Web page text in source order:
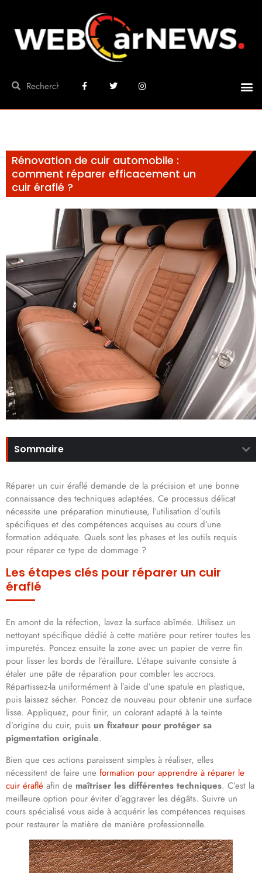
Rénovation de cuir automobile :
comment réparer efficacement un
cuir éraflé ?
Sommaire
Réparer un cuir éraflé demande de la précision et une bonne
connaissance des techniques adaptées. Ce processus délicat
nécessite une préparation minutieuse, l’utilisation d’outils
spécifiques et des compétences acquises au cours d’une
formation adéquate. Quels sont les phases et les outils requis
pour réparer ce type de dommage ?
Les étapes clés pour réparer un cuir
éraflé
En amont de la réfection, lavez la surface abîmée. Utilisez un
nettoyant spécifique dédié à cette matière pour retirer toutes les
impuretés. Poncez ensuite la zone avec un papier de verre fin
pour lisser les bords de l’éraillure. L’étape suivante consiste à
étaler une pâte de réparation pour combler les accrocs.
Répartissez-la uniformément à l’aide d’une spatule en plastique,
puis laissez sécher. Poncez de nouveau pour obtenir une surface
lisse. Appliquez, pour finir, un colorant adapté à la teinte
d’origine du cuir, puis un fixateur pour protéger sa
pigmentation originale.
Bien que ces actions paraissent simples à réaliser, elles
nécessitent de faire une formation pour apprendre à réparer le
cuir éraflé afin de maîtriser les différentes techniques. C’est la
meilleure option pour éviter d’aggraver les dégâts. Suivre un
cours spécialisé vous aide à acquérir les compétences requises
pour restaurer la matière de manière professionnelle.